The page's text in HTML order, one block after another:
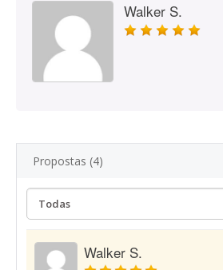
Walker S.
Propostas (4)
Walker S.